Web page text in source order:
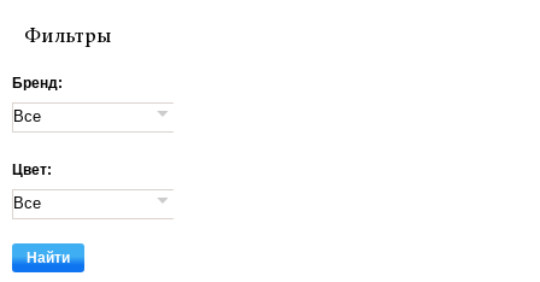
Фильтры
Бренд:
Цвет: